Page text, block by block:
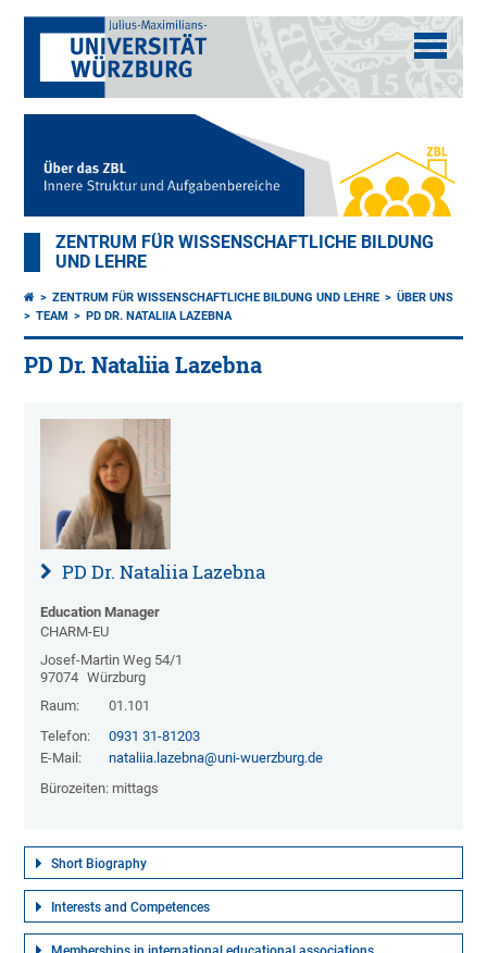
ZENTRUM FÜR WISSENSCHAFTLICHE BILDUNG
UND LEHRE
ZENTRUM FÜR WISSENSCHAFTLICHE BILDUNG UND LEHRE
ÜBER UNS
TEAM
PD DR. NATALIIA LAZEBNA
PD Dr. Nataliia Lazebna
PD Dr. Nataliia Lazebna
Education Manager
CHARM-EU
Josef-Martin Weg 54/1
97074 Würzburg
Raum:
01.101
Telefon:
0931 31-81203
E-Mail:
nataliia.lazebna@uni-wuerzburg.de
Bürozeiten: mittags
Short Biography
Interests and Competences